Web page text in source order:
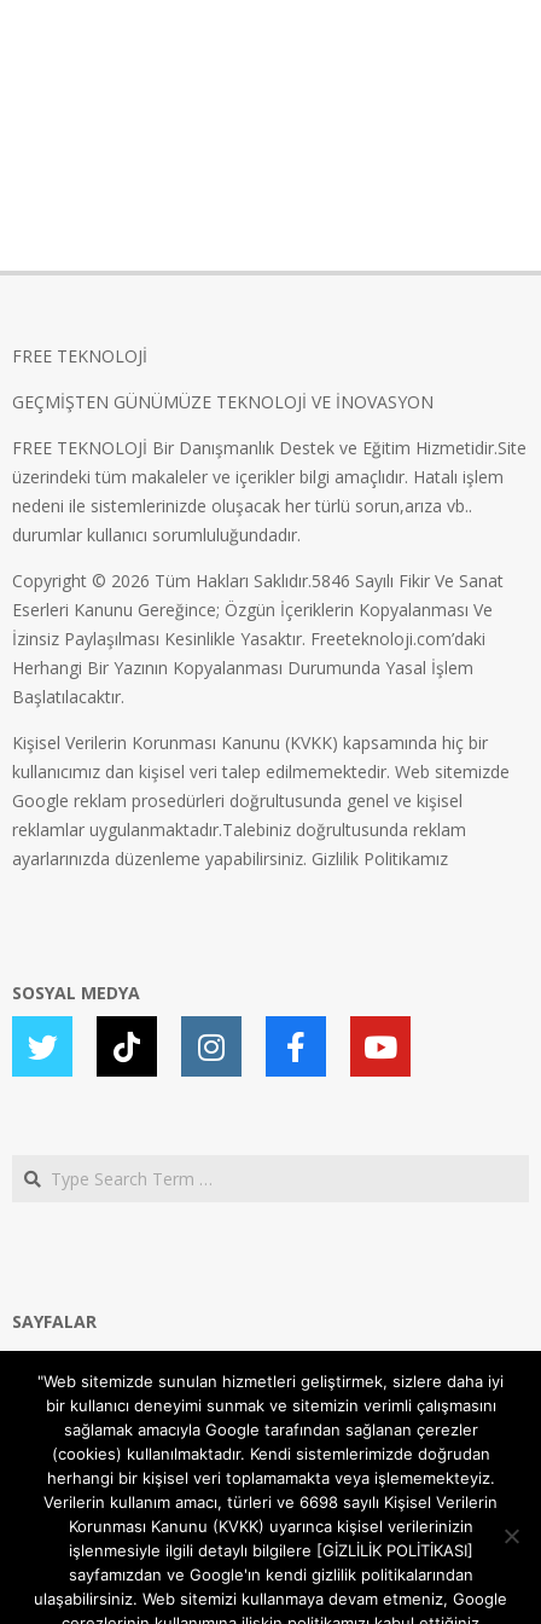
FREE TEKNOLOJİ
GEÇMİŞTEN GÜNÜMÜZE TEKNOLOJİ VE İNOVASYON
FREE TEKNOLOJİ Bir Danışmanlık Destek ve Eğitim Hizmetidir.Site
üzerindeki tüm makaleler ve içerikler bilgi amaçlıdır. Hatalı işlem
nedeni ile sistemlerinizde oluşacak her türlü sorun,arıza vb..
durumlar kullanıcı sorumluluğundadır.
Copyright © 2026 Tüm Hakları Saklıdır.5846 Sayılı Fikir Ve Sanat
Eserleri Kanunu Gereğince; Özgün İçeriklerin Kopyalanması Ve
İzinsiz Paylaşılması Kesinlikle Yasaktır. Freeteknoloji.com’daki
Herhangi Bir Yazının Kopyalanması Durumunda Yasal İşlem
Başlatılacaktır.
Kişisel Verilerin Korunması Kanunu (KVKK) kapsamında hiç bir
kullanıcımız dan kişisel veri talep edilmemektedir. Web sitemizde
Google reklam prosedürleri doğrultusunda genel ve kişisel
reklamlar uygulanmaktadır.Talebiniz doğrultusunda reklam
ayarlarınızda düzenleme yapabilirsiniz. Gizlilik Politikamız
SOSYAL MEDYA
Search
SAYFALAR
Gizlilik ve Çerezler (Cookies) Politikası
Hakkımızda
İletişim Kanalları
MODEM KURULUM
TEKNİK DESTEK
TELEVİZYON SİSTEMLERİ
"Web sitemizde sunulan hizmetleri geliştirmek, sizlere daha iyi
bir kullanıcı deneyimi sunmak ve sitemizin verimli çalışmasını
sağlamak amacıyla Google tarafından sağlanan çerezler
(cookies) kullanılmaktadır. Kendi sistemlerimizde doğrudan
herhangi bir kişisel veri toplamamakta veya işlememekteyiz.
Verilerin kullanım amacı, türleri ve 6698 sayılı Kişisel Verilerin
Korunması Kanunu (KVKK) uyarınca kişisel verilerinizin
işlenmesiyle ilgili detaylı bilgilere [GİZLİLİK POLİTİKASI]
sayfamızdan ve Google'ın kendi gizlilik politikalarından
ulaşabilirsiniz. Web sitemizi kullanmaya devam etmeniz, Google